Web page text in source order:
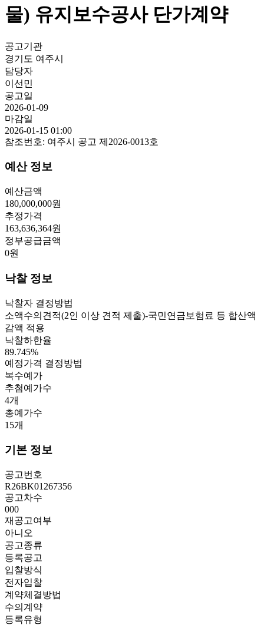
물) 유지보수공사 단가계약
공고기관
경기도 여주시
담당자
이선민
공고일
2026-01-09
마감일
2026-01-15 01:00
참조번호: 여주시 공고 제2026-0013호
예산 정보
예산금액
180,000,000원
추정가격
163,636,364원
정부공급금액
0원
낙찰 정보
낙찰자 결정방법
소액수의견적(2인 이상 견적 제출)-국민연금보험료 등 합산액
감액 적용
낙찰하한율
89.745%
예정가격 결정방법
복수예가
추첨예가수
4개
총예가수
15개
기본 정보
공고번호
R26BK01267356
공고차수
000
재공고여부
아니오
공고종류
등록공고
입찰방식
전자입찰
계약체결방법
수의계약
등록유형